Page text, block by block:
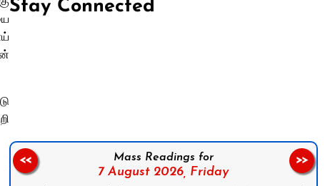
Stay Connected
Mass Readings for
7 August 2026, Friday
<< >>